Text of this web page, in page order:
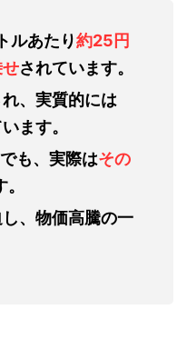
ルあたり約25円
されています。
、実質的には
ます。
も、実際はその
、物価高騰の一